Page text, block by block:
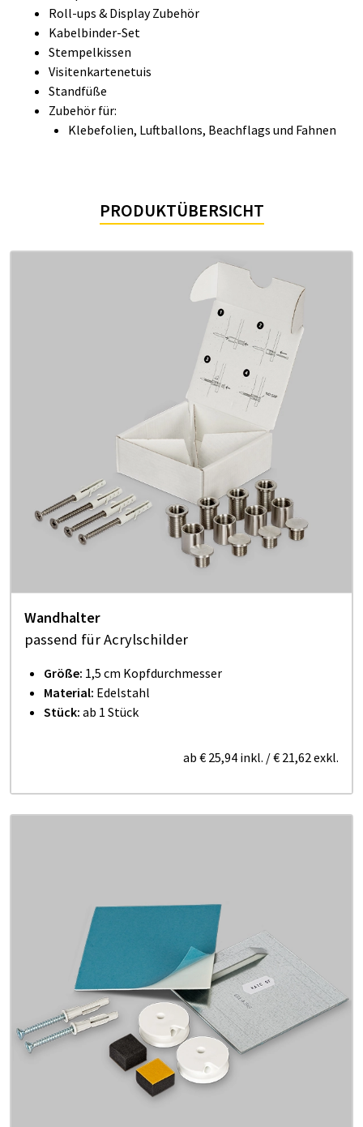
Roll-ups & Display Zubehör
Kabelbinder-Set
Stempelkissen
Visitenkartenetuis
Standfüße
Zubehör für:
Klebefolien, Luftballons, Beachflags und Fahnen
PRODUKTÜBERSICHT
Wandhalter
passend für Acrylschilder
Größe: 1,5 cm Kopfdurchmesser
Material: Edelstahl
Stück: ab 1 Stück
ab € 25,94 inkl. /€ 21,62exkl.